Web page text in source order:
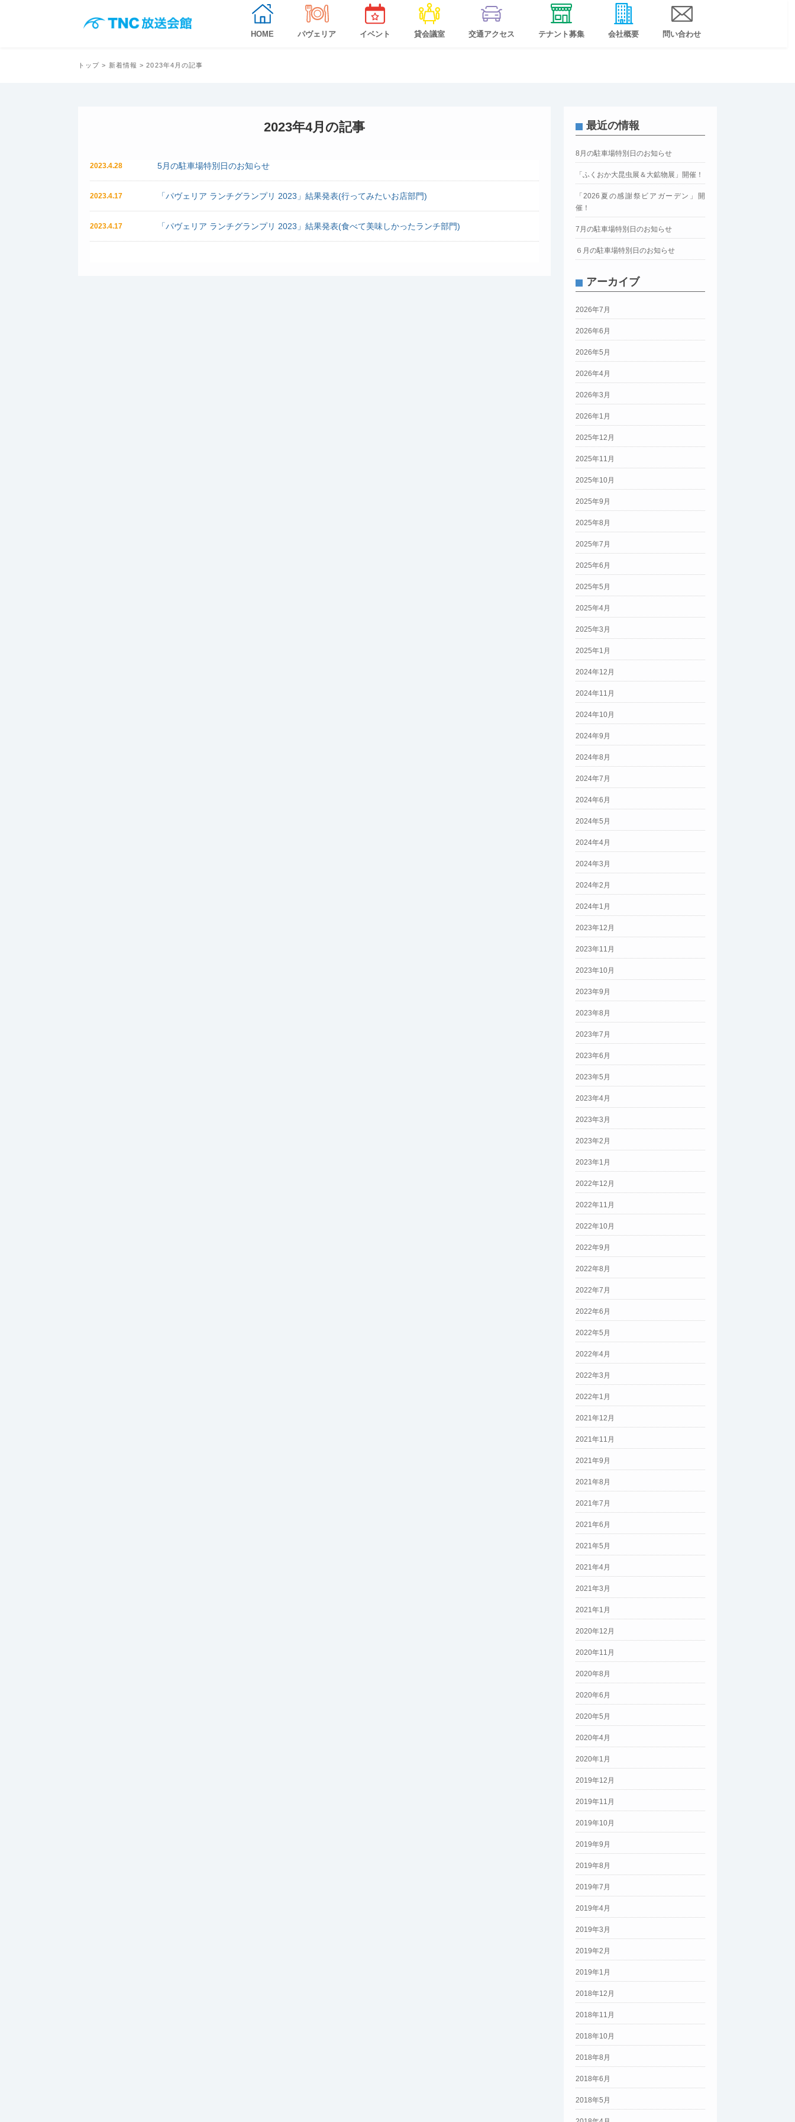
HOME パヴェリア イベント 貸会議室 交通アクセス テナント募集 会社概要 問い合わせ
トップ > 新着情報 > 2023年4月の記事
2023年4月の記事
2023.4.28 5月の駐車場特別日のお知らせ
2023.4.17 「パヴェリア ランチグランプリ 2023」結果発表(行ってみたいお店部門)
2023.4.17 「パヴェリア ランチグランプリ 2023」結果発表(食べて美味しかったランチ部門)
最近の情報
8月の駐車場特別日のお知らせ
「ふくおか大昆虫展＆大鉱物展」開催！
「2026夏の感謝祭ビアガーデン」開
催！
7月の駐車場特別日のお知らせ
６月の駐車場特別日のお知らせ
アーカイブ
2026年7月
2026年6月
2026年5月
2026年4月
2026年3月
2026年1月
2025年12月
2025年11月
2025年10月
2025年9月
2025年8月
2025年7月
2025年6月
2025年5月
2025年4月
2025年3月
2025年1月
2024年12月
2024年11月
2024年10月
2024年9月
2024年8月
2024年7月
2024年6月
2024年5月
2024年4月
2024年3月
2024年2月
2024年1月
2023年12月
2023年11月
2023年10月
2023年9月
2023年8月
2023年7月
2023年6月
2023年5月
2023年4月
2023年3月
2023年2月
2023年1月
2022年12月
2022年11月
2022年10月
2022年9月
2022年8月
2022年7月
2022年6月
2022年5月
2022年4月
2022年3月
2022年1月
2021年12月
2021年11月
2021年9月
2021年8月
2021年7月
2021年6月
2021年5月
2021年4月
2021年3月
2021年1月
2020年12月
2020年11月
2020年8月
2020年6月
2020年5月
2020年4月
2020年1月
2019年12月
2019年11月
2019年10月
2019年9月
2019年8月
2019年7月
2019年4月
2019年3月
2019年2月
2019年1月
2018年12月
2018年11月
2018年10月
2018年8月
2018年6月
2018年5月